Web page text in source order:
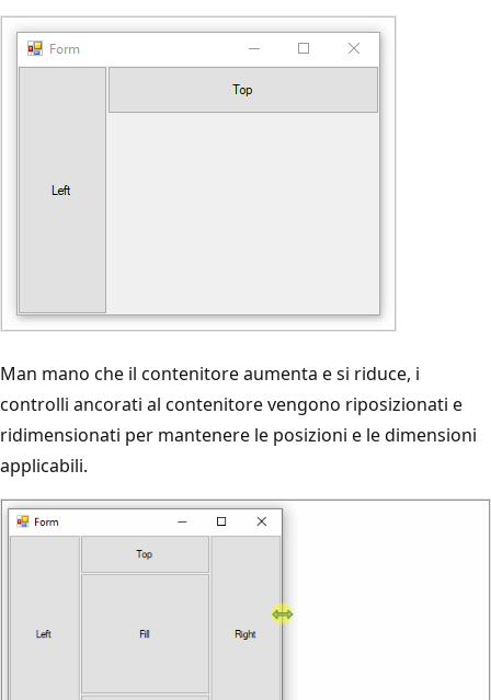
Man mano che il contenitore aumenta e si riduce, i
controlli ancorati al contenitore vengono riposizionati e
ridimensionati per mantenere le posizioni e le dimensioni
applicabili.